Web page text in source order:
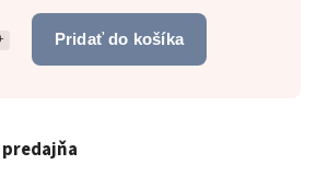
Pridať do košíka